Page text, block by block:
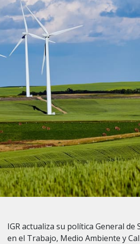
IGR actualiza su política General de
en el Trabajo, Medio Ambiente y